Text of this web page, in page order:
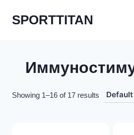
SPORTTITAN
Showing 1–16 of 17 results